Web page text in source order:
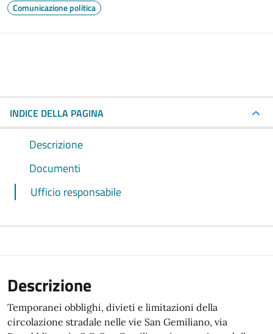
Comunicazione politica
INDICE DELLA PAGINA
Descrizione
Documenti
Ufficio responsabile
Descrizione
Temporanei obblighi, divieti e limitazioni della
circolazione stradale nelle vie San Gemiliano, via